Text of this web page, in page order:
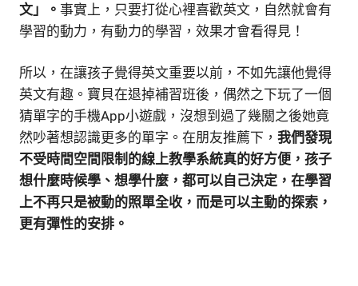
文」。 事實上，只要打從心裡喜歡英文，自然就會有
學習的動力，有動力的學習，效果才會看得見！
所以，在讓孩子覺得英文重要以前，不如先讓他覺得
英文有趣。寶貝在退掉補習班後，偶然之下玩了一個
猜單字的手機App小遊戲，沒想到過了幾關之後她竟
然吵著想認識更多的單字。在朋友推薦下， 我們發現
不受時間空間限制的線上教學系統真的好方便，孩子
想什麼時候學、想學什麼，都可以自己決定，在學習
上不再只是被動的照單全收，而是可以主動的探索，
更有彈性的安排。